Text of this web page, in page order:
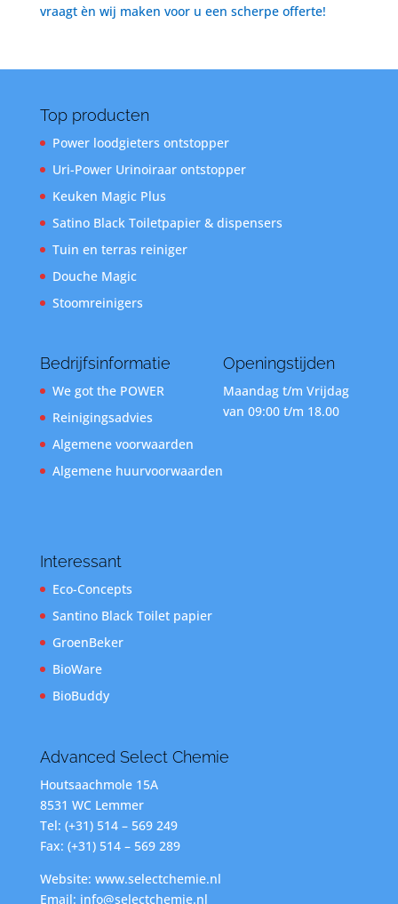
vraagt èn wij maken voor u een scherpe offerte!
Top producten
Power loodgieters ontstopper
Uri-Power Urinoiraar ontstopper
Keuken Magic Plus
Satino Black Toiletpapier & dispensers
Tuin en terras reiniger
Douche Magic
Stoomreinigers
Bedrijfsinformatie
We got the POWER
Reinigingsadvies
Algemene voorwaarden
Algemene huurvoorwaarden
Openingstijden
Maandag t/m Vrijdag
van 09:00 t/m 18.00
Interessant
Eco-Concepts
Santino Black Toilet papier
GroenBeker
BioWare
BioBuddy
Advanced Select Chemie
Houtsaachmole 15A
8531 WC Lemmer
Tel: (+31) 514 – 569 249
Fax: (+31) 514 – 569 289
Website: www.selectchemie.nl
Email: info@selectchemie.nl